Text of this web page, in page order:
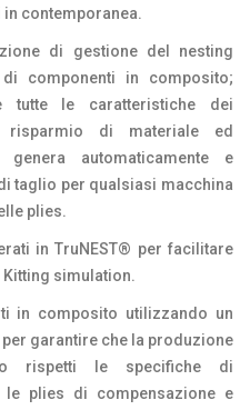
contemporanea.
di gestione del nesting
componenti in composito;
tutte le caratteristiche dei
risparmio di materiale ed
automaticamente e
taglio per qualsiasi macchina
plies.
in TruNEST® per facilitare
Kitting simulation.
in composito utilizzando un
garantire che la produzione
rispetti le specifiche di
le plies di compensazione e